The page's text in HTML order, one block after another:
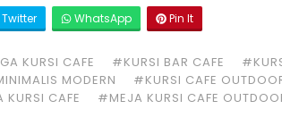
Twitter WhatsApp Pin It
KURSI CAFE #KURSI BAR CAFE
MODERN #KURSI CAFE
CAFE #MEJA KURSI CAFE